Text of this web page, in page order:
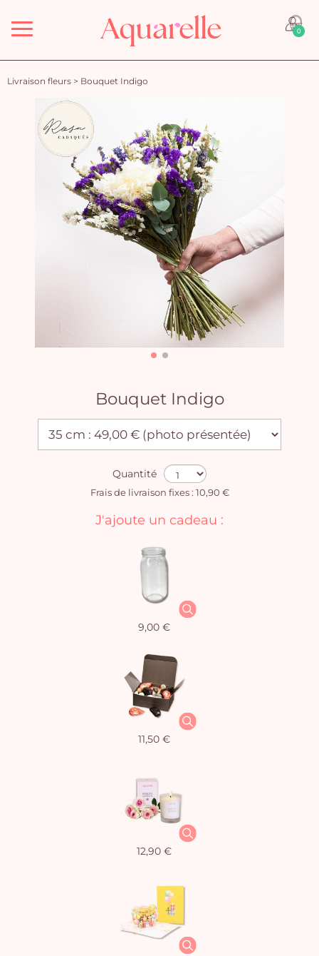
Menu 0
Livraison fleurs > Bouquet Indigo
Bouquet Indigo
Quantité
Frais de livraison fixes : 10,90 €
J'ajoute un cadeau :
9,00 €
11,50 €
12,90 €